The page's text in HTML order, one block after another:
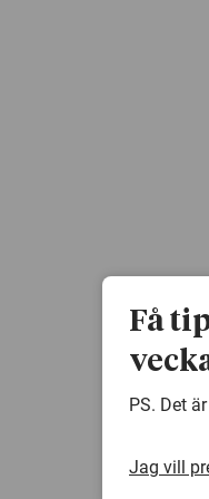
Få
PS. Det
Jag vill